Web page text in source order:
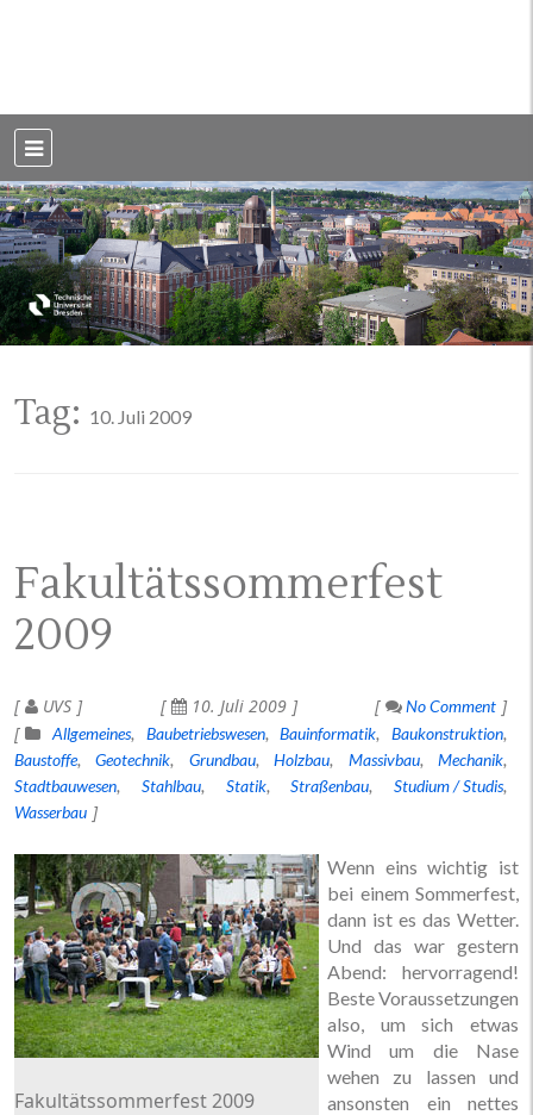
Dresden
Tag: 10. Juli 2009
Fakultätssommerfest
2009
UVS 10. Juli 2009
No Comment
Allgemeines
Baubetriebswesen Bauinformatik
Baukonstruktion
Baustoffe
Geotechnik Grundbau Holzbau Massivbau
Mechanik
Stadtbauwesen
Stahlbau Statik Straßenbau
Studium / Studis
Wasserbau
Fakultätssommerfest 2009
Wenn eins wichtig ist
bei einem Sommerfest,
dann ist es das Wetter.
Und das war gestern
Abend: hervorragend!
Beste Voraussetzungen
also, um sich etwas
Wind um die Nase
wehen zu lassen und
ansonsten ein nettes